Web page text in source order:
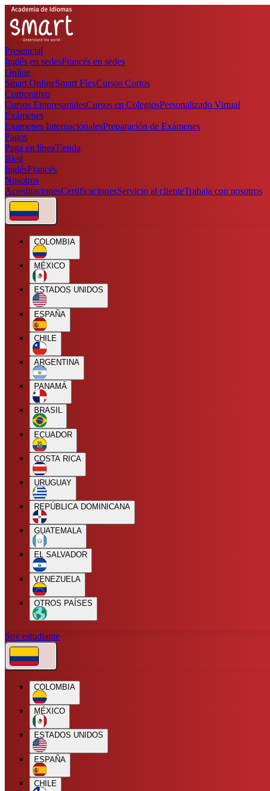
Presencial
Inglés en sedesFrancés en sedes
Online
Smart OnlineSmart FlexCursos Cortos
Corporativo
Cursos EmpresarialesCursos en ColegiosPersonalizado Virtual
Exámenes
Examenes InternacionalesPreparación de Exámenes
Pagos
Paga en líneaTienda
Blog
InglésFrancés
Nosotros
AcreditacionesCertificacionesServicio al clienteTrabaja con nosotros
COLOMBIA
MÉXICO
ESTADOS UNIDOS
ESPAÑA
CHILE
ARGENTINA
PANAMÁ
BRASIL
ECUADOR
COSTA RICA
URUGUAY
REPÚBLICA DOMINICANA
GUATEMALA
EL SALVADOR
VENEZUELA
OTROS PAÍSES
Soy estudiante
COLOMBIA
MÉXICO
ESTADOS UNIDOS
ESPAÑA
CHILE